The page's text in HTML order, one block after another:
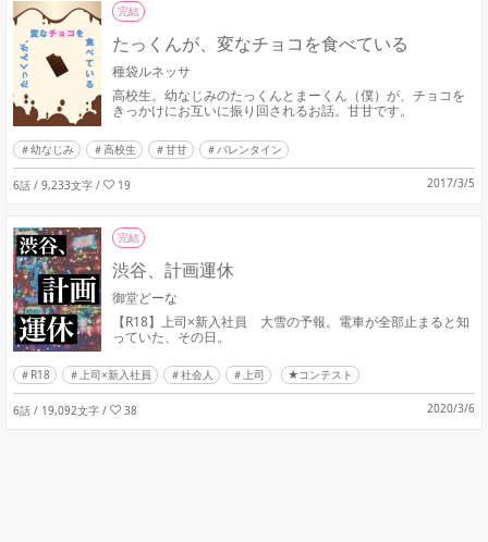
完結
たっくんが、変なチョコを食べている
種袋ルネッサ
高校生。幼なじみのたっくんとまーくん（僕）が、チョコを
きっかけにお互いに振り回されるお話。甘甘です。
幼なじみ 高校生 甘甘 バレンタイン
6話 / 9,233文字 / 19 2017/3/5
完結
渋谷、計画運休
御堂どーな
【R18】上司×新入社員 大雪の予報。電車が全部止まると知
っていた、その日。
R18 上司×新入社員 社会人 上司 ★コンテスト
6話 / 19,092文字 / 38 2020/3/6